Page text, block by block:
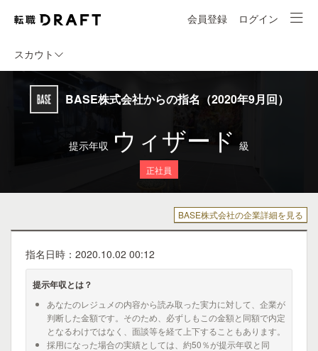
会員登録 ログイン
スカウト
BASE株式会社からの指名（2020年9月回）
提示年収 ウィザード 級
正社員
BASE株式会社の企業詳細を見る
指名日時：2020.10.02 00:12
提示年収とは？
あなたのレジュメの内容から読み取った実力に対して、企業が
判断した金額です。そのため、必ずしもこの金額と同額で内定
となるわけではなく、面談等を経て上下することもあります。
採用になった場合の実績としては、約50％が提示年収と同